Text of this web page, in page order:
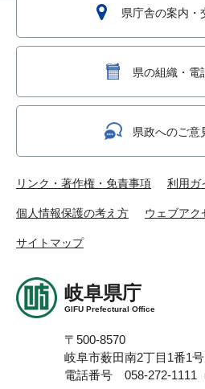
県庁舎の案内・
県の組織・電
県政へのご意
リンク・著作権・免責事項 利用ガ
個人情報保護の考え方 ウェブアク
サイトマップ
岐阜県庁
GIFU Prefectural Office
〒500-8570
岐阜市薮田南2丁目1番1号
電話番号 058-272-1111